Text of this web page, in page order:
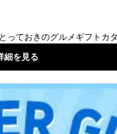
！